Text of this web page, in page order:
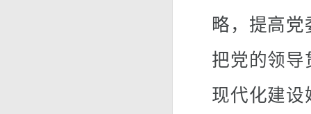
略，提高
把党的领导
现代化建设